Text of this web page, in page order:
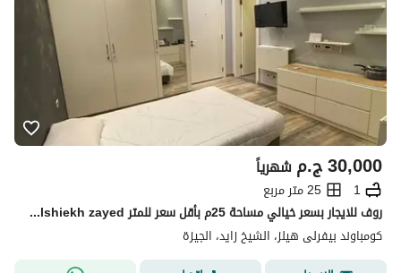
ج.م30,000 شهرياً
1
25 متر مربع
روف للايجار بسعر خيالي مساحة 25م بأقل سعر للمتر elshiekh zayed كومبوند بيفرلي هيلز Beverly Hills Compound
كومباوند بيفرلى هيلز، الشيخ زايد، الجيزة